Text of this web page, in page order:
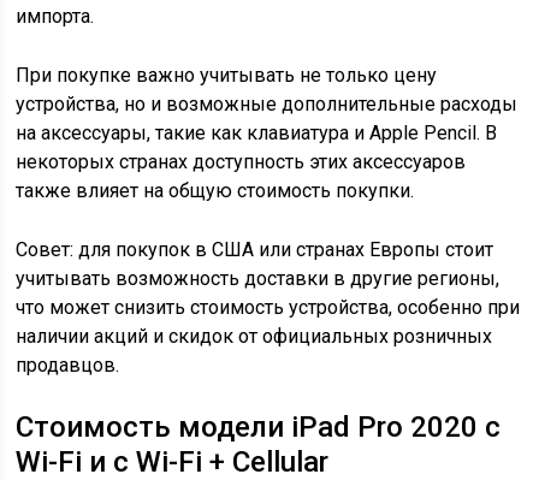
импорта.
При покупке важно учитывать не только цену
устройства, но и возможные дополнительные расходы
на аксессуары, такие как клавиатура и Apple Pencil. В
некоторых странах доступность этих аксессуаров
также влияет на общую стоимость покупки.
Совет: для покупок в США или странах Европы стоит
учитывать возможность доставки в другие регионы,
что может снизить стоимость устройства, особенно при
наличии акций и скидок от официальных розничных
продавцов.
Стоимость модели iPad Pro 2020 с
Wi-Fi и с Wi-Fi + Cellular